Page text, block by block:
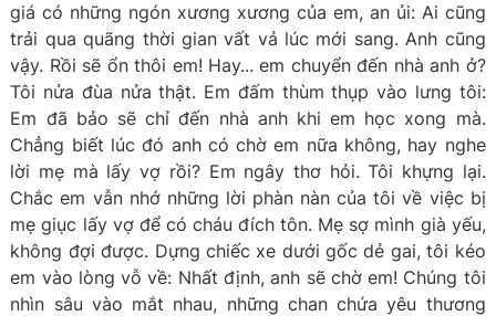
giá có những ngón xương xương của em, an ủi: Ai cũng
trải qua quãng thời gian vất vả lúc mới sang. Anh cũng
vậy. Rồi sẽ ổn thôi em! Hay... em chuyển đến nhà anh ở?
Tôi nửa đùa nửa thật. Em đấm thùm thụp vào lưng tôi:
Em đã bảo sẽ chỉ đến nhà anh khi em học xong mà.
Chẳng biết lúc đó anh có chờ em nữa không, hay nghe
lời mẹ mà lấy vợ rồi? Em ngây thơ hỏi. Tôi khựng lại.
Chắc em vẫn nhớ những lời phàn nàn của tôi về việc bị
mẹ giục lấy vợ để có cháu đích tôn. Mẹ sợ mình già yếu,
không đợi được. Dựng chiếc xe dưới gốc dẻ gai, tôi kéo
em vào lòng vỗ về: Nhất định, anh sẽ chờ em! Chúng tôi
nhìn sâu vào mắt nhau, những chan chứa yêu thương